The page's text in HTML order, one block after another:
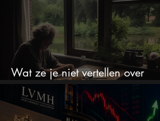
Wat ze je niet vertellen over
erfbelasting